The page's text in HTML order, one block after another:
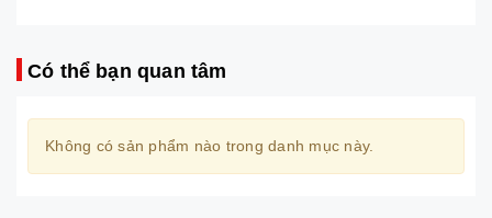
Có thể bạn quan tâm
Không có sản phẩm nào trong danh mục này.